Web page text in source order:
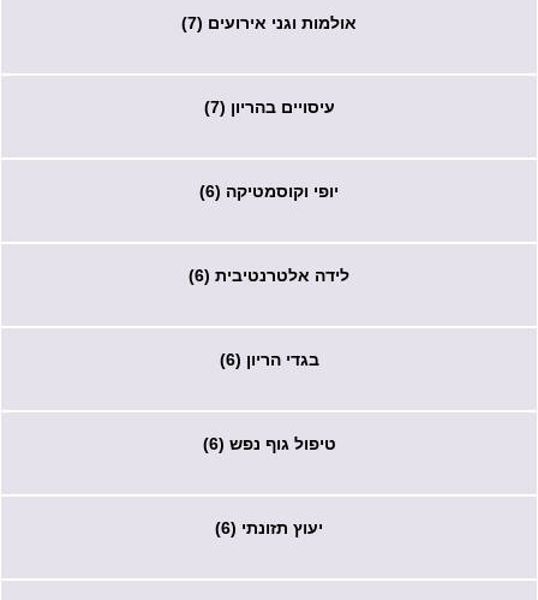
אולמות וגני אירועים (7)
עיסויים בהריון (7)
יופי וקוסמטיקה (6)
לידה אלטרנטיבית (6)
בגדי הריון (6)
טיפול גוף נפש (6)
יעוץ תזונתי (6)